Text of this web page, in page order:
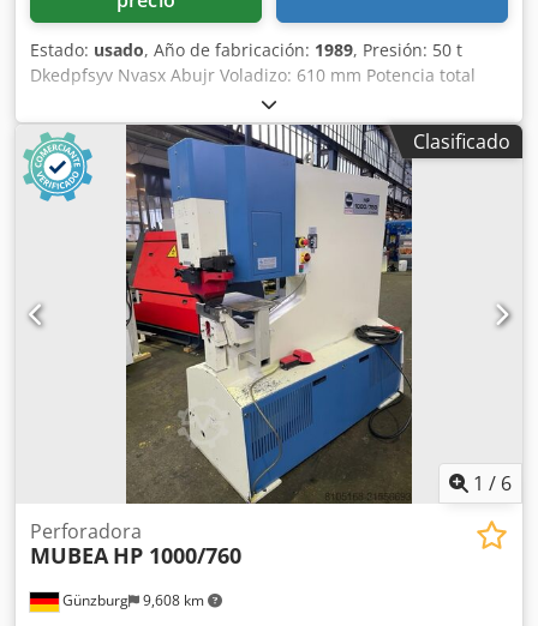
Estado: usado, Año de fabricación: 1989, Presión: 50 t
Dkedpfsyv Nvasx Abujr Voladizo: 610 mm Potencia total
requerida: 7,5 kW Peso de la máquina: aprox. 1700 kg
Dimensiones: 1500 x 650 x 1700 mm
Clasificado
1 / 6
Günzburg 9,608 km
Perforadora
MUBEA HP 1000/760